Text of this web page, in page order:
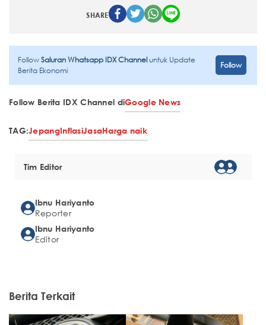
SHARE
FollowSaluran Whatsapp IDX Channeluntuk Update
Berita Ekonomi
Follow
Follow Berita IDX Channel diGoogle News
TAG:JepangInflasiJasaHarga naik
Tim Editor
Ibnu Hariyanto
Reporter
Ibnu Hariyanto
Editor
Berita Terkait